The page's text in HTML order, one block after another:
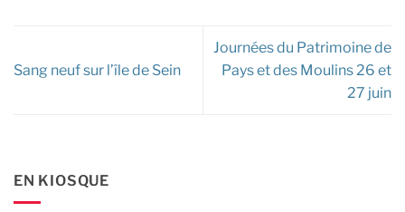
Sang neuf sur l’île de Sein
Journées du Patrimoine de
Pays et des Moulins 26 et
27 juin
EN KIOSQUE